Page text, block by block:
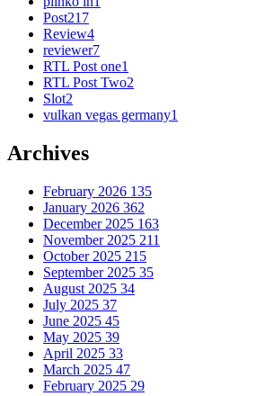
Post217
Review4
reviewer7
RTL Post one1
RTL Post Two2
Slot2
vulkan vegas germany1
Archives
February 2026 135
January 2026 362
December 2025 163
November 2025 211
October 2025 215
September 2025 35
August 2025 34
July 2025 37
June 2025 45
May 2025 39
April 2025 33
March 2025 47
February 2025 29